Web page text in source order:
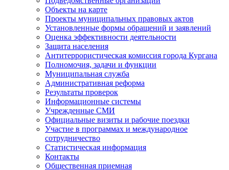
Объекты на карте
Проекты муниципальных правовых актов
Установленные формы обращений и заявлений
Оценка эффективности деятельности
Защита населения
Антитеррористическая комиссия города Кургана
Полномочия, задачи и функции
Муниципальная служба
Административная реформа
Результаты проверок
Информационные системы
Учрежденные СМИ
Официальные визиты и рабочие поездки
Участие в программах и международное
сотрудничество
Статистическая информация
Контакты
Общественная приемная